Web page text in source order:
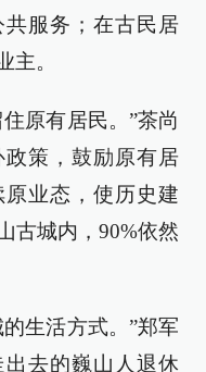
服务；在古民居
主。
原有居民。”茶尚
策，鼓励原有居
业态，使历史建
古城内，90%依然
生活方式。”郑军
去的巍山人退休